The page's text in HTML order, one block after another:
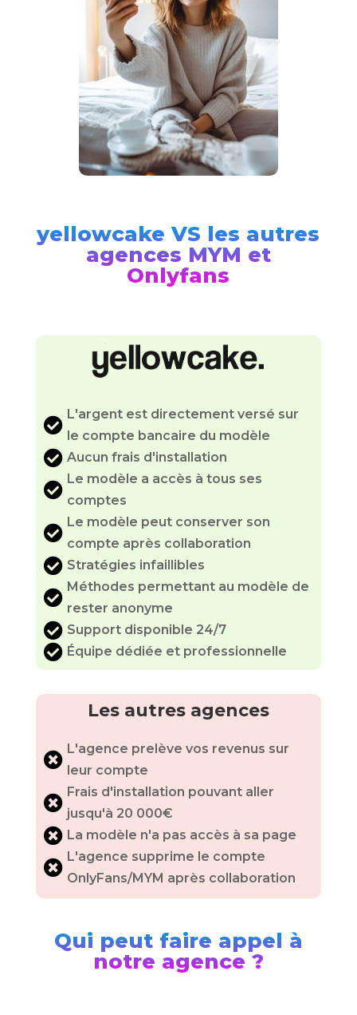
yellowcake VS les autres
agences MYM et
Onlyfans

L'argent est directement versé sur
le compte bancaire du modèle
 Aucun frais d'installation

Le modèle a accès à tous ses
comptes

Le modèle peut conserver son
compte après collaboration
 Stratégies infaillibles

Méthodes permettant au modèle de
rester anonyme
 Support disponible 24/7
 Équipe dédiée et professionnelle
Les autres agences

L'agence prelève vos revenus sur
leur compte

Frais d'installation pouvant aller
jusqu'à 20 000€
 La modèle n'a pas accès à sa page

L'agence supprime le compte
OnlyFans/MYM après collaboration
Qui peut faire appel à
notre agence ?